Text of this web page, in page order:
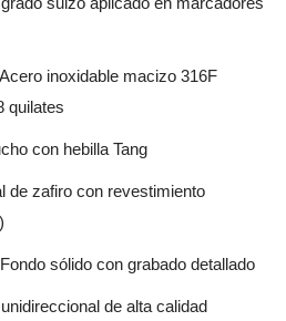
inoxidable macizo 316F
quilates
con hebilla Tang
de zafiro con revestimiento
sólido con grabado detallado
de alta calidad